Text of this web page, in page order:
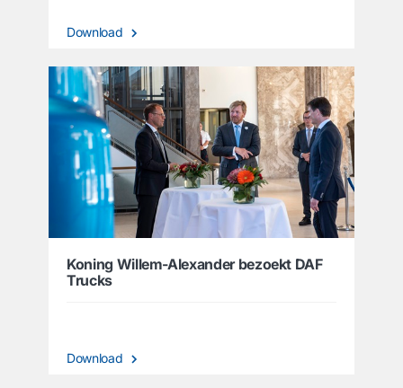
Download
Koning Willem-Alexander bezoekt DAF
Trucks
Download